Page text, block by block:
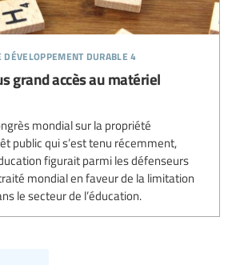
durable 4
grand accès au matériel
mondial sur la propriété
public qui s’est tenu récemment,
figurait parmi les défenseurs
mondial en faveur de la limitation
le secteur de l’éducation.